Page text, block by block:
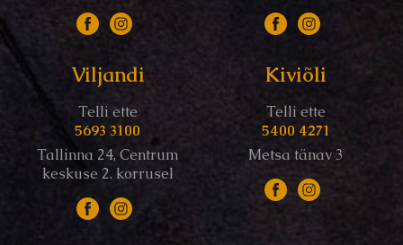
Viljandi
Telli ette
5693 3100
Tallinna 24, Centrum
keskuse 2. korrusel
Kiviõli
Telli ette
5400 4271
Metsa tänav 3